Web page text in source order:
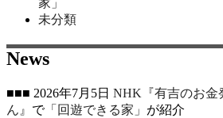
未分類
News
■■■ 2026年7月5日 NHK『有吉のお金
ん』 で「回遊できる家」 が紹介